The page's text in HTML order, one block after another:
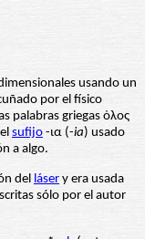
usando un
por el físico
palabras griegas ὁλος
sufijo -ια (-ia) usado
a algo.
del láser y era usada
sólo por el autor